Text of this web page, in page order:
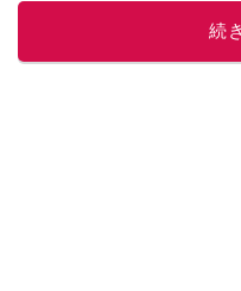
ニュースでフォロー
続